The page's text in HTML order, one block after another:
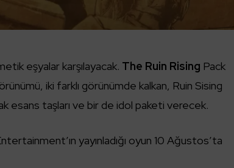
eşyalar karşılayacak. The Ruin Rising Pack
iki farklı görünümde kalkan, Ruin Sising
esans taşları ve bir de idol paketi verecek.
yayınladığı oyun 10 Ağustos’ta